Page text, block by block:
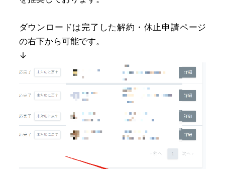
ダウンロードは完了した解約・休止申請ページ
の右下から可能です。
↓